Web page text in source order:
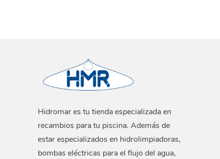
Hidromar es tu tienda especializada en
recambios para tu piscina. Además de
estar especializados en hidrolimpiadoras,
bombas eléctricas para el flujo del agua,